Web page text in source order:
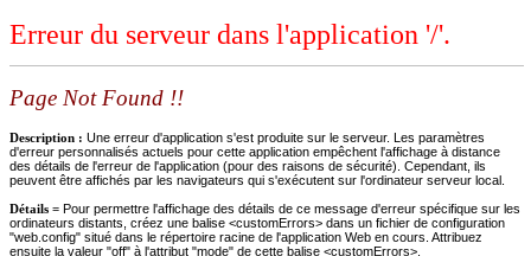
Erreur du serveur dans l'application '/'.
Page Not Found !!
Description : Une erreur d'application s'est produite sur le serveur. Les paramètres
d'erreur personnalisés actuels pour cette application empêchent l'affichage à distance
des détails de l'erreur de l'application (pour des raisons de sécurité). Cependant, ils
peuvent être affichés par les navigateurs qui s'exécutent sur l'ordinateur serveur local.
Détails = Pour permettre l'affichage des détails de ce message d'erreur spécifique sur les
ordinateurs distants, créez une balise <customErrors> dans un fichier de configuration
"web.config" situé dans le répertoire racine de l'application Web en cours. Attribuez
ensuite la valeur "off" à l'attribut "mode" de cette balise <customErrors>.